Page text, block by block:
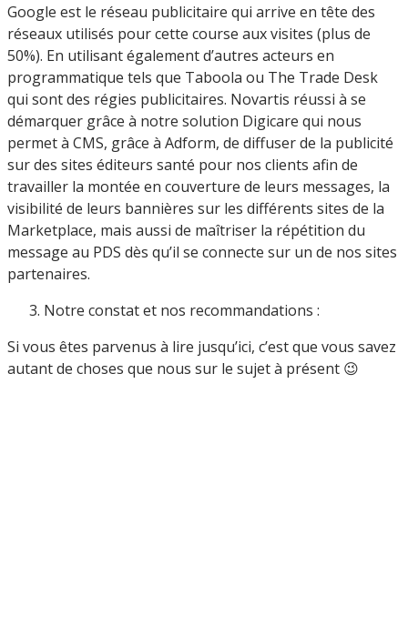
Google est le réseau publicitaire qui arrive en tête des
réseaux utilisés pour cette course aux visites (plus de
50%). En utilisant également d’autres acteurs en
programmatique tels que Taboola ou The Trade Desk
qui sont des régies publicitaires. Novartis réussi à se
démarquer grâce à notre solution Digicare qui nous
permet à CMS, grâce à Adform, de diffuser de la publicité
sur des sites éditeurs santé pour nos clients afin de
travailler la montée en couverture de leurs messages, la
visibilité de leurs bannières sur les différents sites de la
Marketplace, mais aussi de maîtriser la répétition du
message au PDS dès qu’il se connecte sur un de nos sites
partenaires.
Notre constat et nos recommandations :
Si vous êtes parvenus à lire jusqu’ici, c’est que vous savez
autant de choses que nous sur le sujet à présent 😉